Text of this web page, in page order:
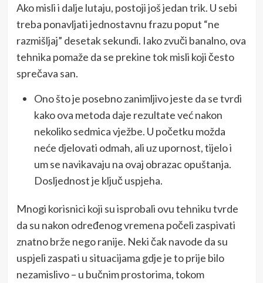
Ako misli i dalje lutaju, postoji još jedan trik. U sebi
treba ponavljati jednostavnu frazu poput “ne
razmišljaj” desetak sekundi. Iako zvuči banalno, ova
tehnika pomaže da se prekine tok misli koji često
sprečava san.
Ono što je posebno zanimljivo jeste da se tvrdi
kako ova metoda daje rezultate već nakon
nekoliko sedmica vježbe. U početku možda
neće djelovati odmah, ali uz upornost, tijelo i
um se navikavaju na ovaj obrazac opuštanja.
Dosljednost je ključ uspjeha.
Mnogi korisnici koji su isprobali ovu tehniku tvrde
da su nakon određenog vremena počeli zaspivati
znatno brže nego ranije. Neki čak navode da su
uspjeli zaspati u situacijama gdje je to prije bilo
nezamislivo – u bučnim prostorima, tokom